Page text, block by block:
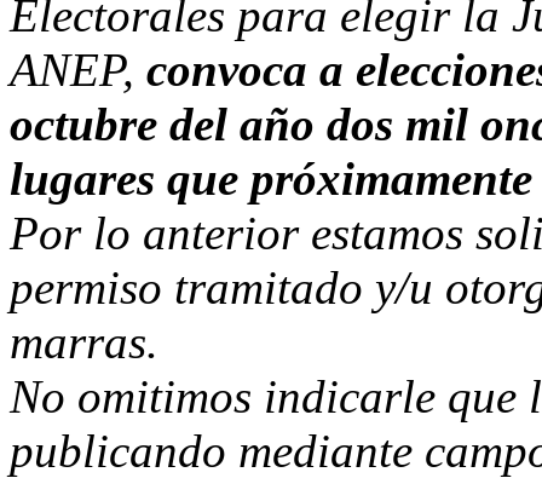
Electorales para elegir la
ANEP, convoca a
octubre del año dos mil
lugares que
Por lo anterior estamos
permiso tramitado y/u
marras.
No omitimos indicarle que
publicando mediante